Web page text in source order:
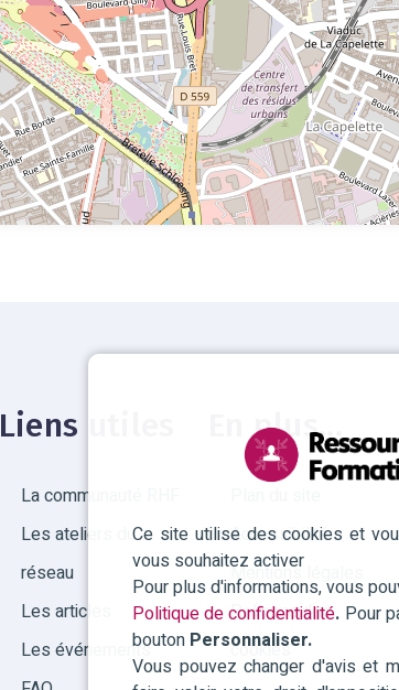
Ce site utilise des cookies et
vous souhaitez activer
Pour plus d'informations, vous
Politique de confidentialité. Pour
bouton Personnaliser.
Vous pouvez changer d'avis et
Liens utiles
La communauté RHF
Les ateliers du
réseau
Les articles
Les événements
En plus...
Accessibilité
Mentions légales
Politique des
cookies